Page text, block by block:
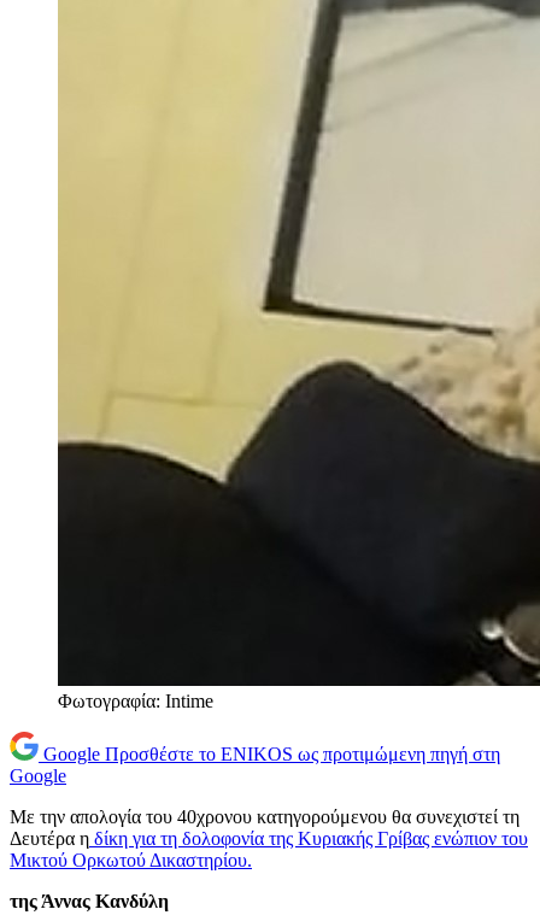
Φωτογραφία: Intime
Google Προσθέστε το ENIKOS ως προτιμώμενη πηγή στη
Google
Με την απολογία του 40χρονου κατηγορούμενου θα συνεχιστεί τη
Δευτέρα η δίκη για τη δολοφονία της Κυριακής Γρίβας ενώπιον του
Μικτού Ορκωτού Δικαστηρίου.
της Άννας Κανδύλη